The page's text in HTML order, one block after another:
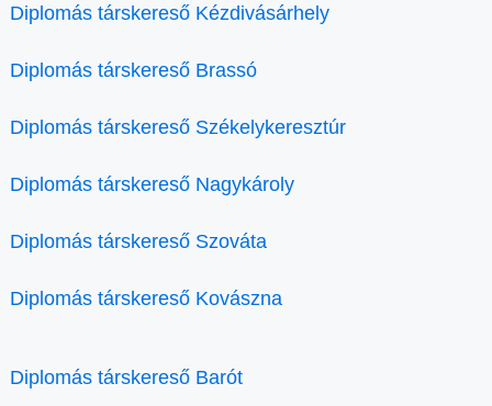
Diplomás társkereső Kézdivásárhely
Diplomás társkereső Brassó
Diplomás társkereső Székelykeresztúr
Diplomás társkereső Nagykároly
Diplomás társkereső Szováta
Diplomás társkereső Kovászna
Diplomás társkereső Barót